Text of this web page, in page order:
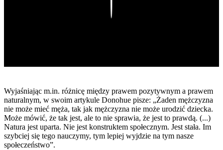
Wyjaśniając m.in. różnicę między prawem pozytywnym a prawem
naturalnym, w swoim artykule Donohue pisze: „Żaden mężczyzna
nie może mieć męża, tak jak mężczyzna nie może urodzić dziecka.
Może mówić, że tak jest, ale to nie sprawia, że jest to prawdą. (...)
Natura jest uparta. Nie jest konstruktem społecznym. Jest stała. Im
szybciej się tego nauczymy, tym lepiej wyjdzie na tym nasze
społeczeństwo”.